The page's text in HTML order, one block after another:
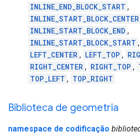
INLINE_END_BLOCK_START ,
INLINE_START_BLOCK_CENTER
INLINE_START_BLOCK_END ,
INLINE_START_BLOCK_START ,
LEFT_CENTER , LEFT_TOP ,
RIGHT_CENTER , RIGHT_TOP ,
TOP_LEFT , TOP_RIGHT
Biblioteca de geometria
namespace de codificação